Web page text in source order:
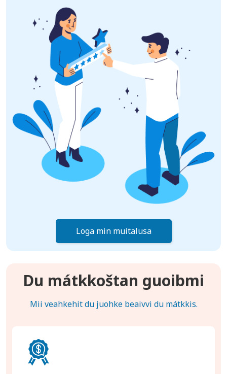
Loga min muitalusa
Du mátkkoštan guoibmi
Mii veahkehit du juohke beaivvi du mátkkis.